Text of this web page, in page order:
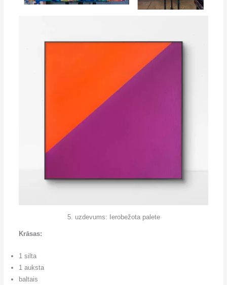
5. uzdevums: Ierobežota palete
Krāsas:
1 silta
1 auksta
baltais